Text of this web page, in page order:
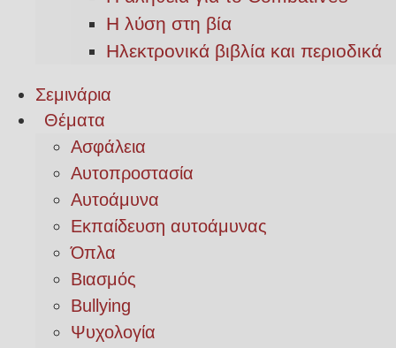
Η λύση στη βία
Ηλεκτρονικά βιβλία και περιοδικά
Σεμινάρια
Θέματα
Ασφάλεια
Αυτοπροστασία
Αυτοάμυνα
Εκπαίδευση αυτοάμυνας
Όπλα
Βιασμός
Bullying
Ψυχολογία